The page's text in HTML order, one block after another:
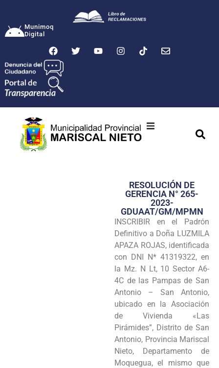
Munimoq
Digital
Transparencia
Seguridad
Programas
Intranet
RESOLUCIÓN DE
GERENCIA N° 265-
2023-
GDUAAT/GM/MPMN
INSCRIBIR en el Padrón
Definitivo a Doña LUZMILA
APAZA ROJAS, identificada
con DNI N* 41319322, en
la Mz. N Lt, 10 Sector A6-
4C de las Pampas de San
Antonio – San Antonio,
ubicado en la Asociación
de Vivienda «Las
Pirámides”, Distrito de San
Antonio, Provincia Mariscal
Nieto, Departamento de
Moquegua, el mismo que